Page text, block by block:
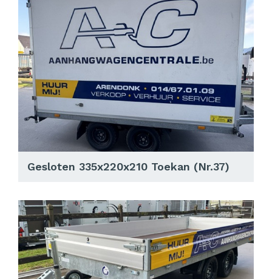
Gesloten 335x220x210 Toekan (Nr.37)